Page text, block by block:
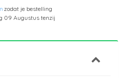
zodat je bestelling
09 Augustus tenzij